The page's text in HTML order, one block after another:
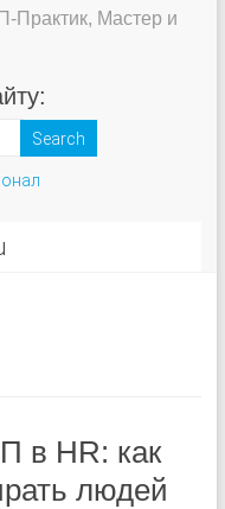
Практик, Мастер и
в HR: как
людей